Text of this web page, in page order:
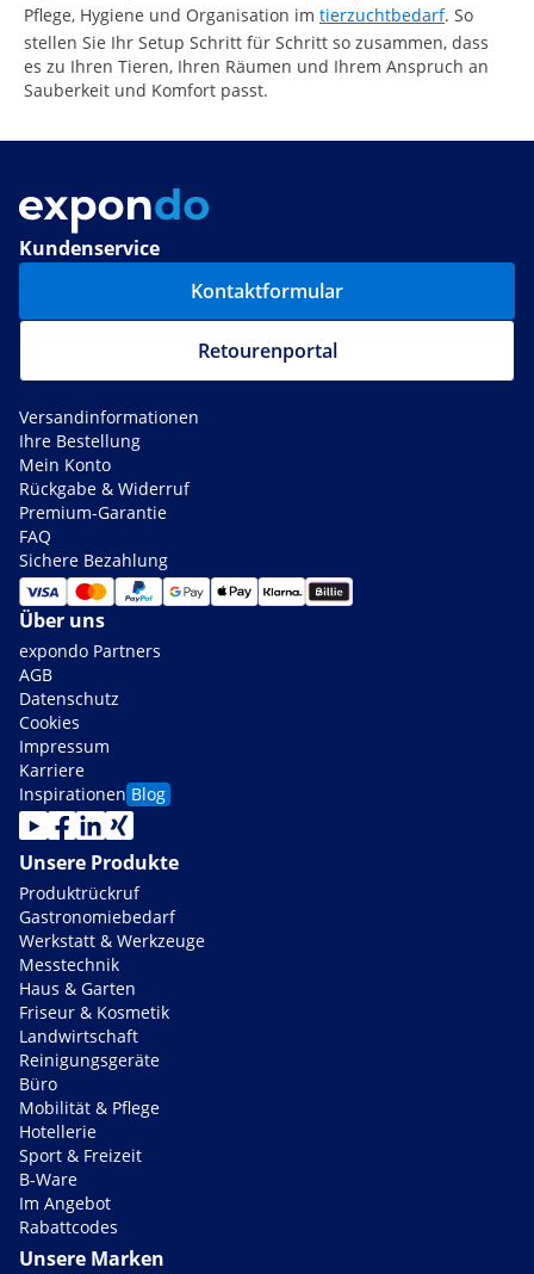
Pflege, Hygiene und Organisation im tierzuchtbedarf. So
stellen Sie Ihr Setup Schritt für Schritt so zusammen, dass
es zu Ihren Tieren, Ihren Räumen und Ihrem Anspruch an
Sauberkeit und Komfort passt.
Kundenservice
Kontaktformular
Retourenportal
Versandinformationen
Ihre Bestellung
Mein Konto
Rückgabe & Widerruf
Premium-Garantie
FAQ
Sichere Bezahlung
Über uns
expondo Partners
AGB
Datenschutz
Cookies
Impressum
Karriere
Inspirationen Blog
Unsere Produkte
Produktrückruf
Gastronomiebedarf
Werkstatt & Werkzeuge
Messtechnik
Haus & Garten
Friseur & Kosmetik
Landwirtschaft
Reinigungsgeräte
Büro
Mobilität & Pflege
Hotellerie
Sport & Freizeit
B-Ware
Im Angebot
Rabattcodes
Unsere Marken